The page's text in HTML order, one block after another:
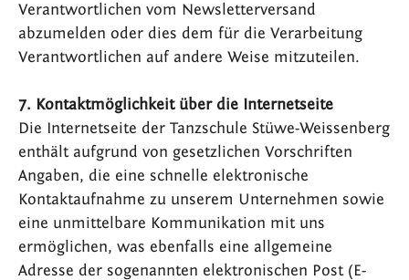
Verantwortlichen vom Newsletterversand
abzumelden oder dies dem für die Verarbeitung
Verantwortlichen auf andere Weise mitzuteilen.
7. Kontaktmöglichkeit über die Internetseite
Die Internetseite der Tanzschule Stüwe-Weissenberg
enthält aufgrund von gesetzlichen Vorschriften
Angaben, die eine schnelle elektronische
Kontaktaufnahme zu unserem Unternehmen sowie
eine unmittelbare Kommunikation mit uns
ermöglichen, was ebenfalls eine allgemeine
Adresse der sogenannten elektronischen Post (E-